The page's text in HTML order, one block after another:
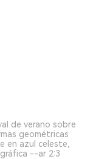
de verano sobre
geométricas
en azul celeste,
--ar 2:3